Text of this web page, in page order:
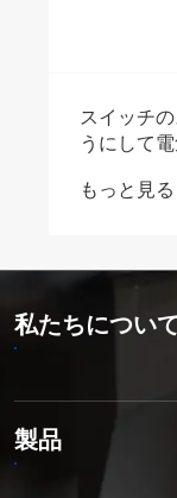
スイッチ
うにして
もっと見
私たちについ
製品